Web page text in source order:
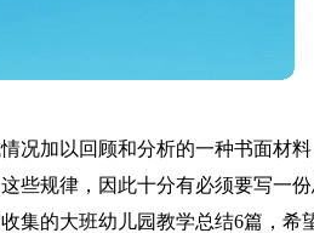
况加以回顾和分析的一种书面材
些规律，因此十分有必须要写一
集的大班幼儿园教学总结6篇，希